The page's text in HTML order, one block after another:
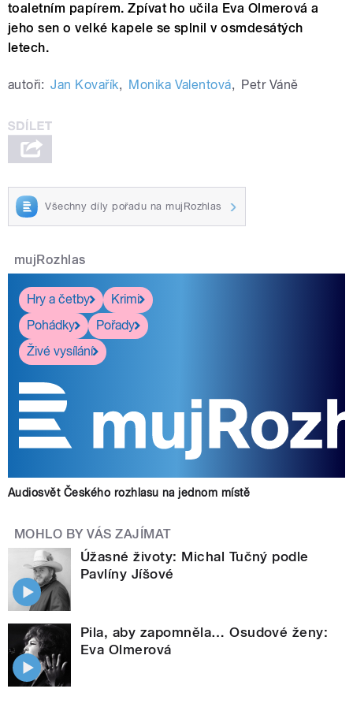
toaletním papírem. Zpívat ho učila Eva Olmerová a
jeho sen o velké kapele se splnil v osmdesátých
letech.
autoři: Jan Kovařík, Monika Valentová, Petr Váně
Všechny díly pořadu na mujRozhlas
mujRozhlas
Hry a četby
Krimi
Pohádky
Pořady
Živé vysílání
Audiosvět Českého rozhlasu na jednom místě
MOHLO BY VÁS ZAJÍMAT
Úžasné životy: Michal Tučný podle
Pavlíny Jíšové
Pila, aby zapomněla… Osudové ženy:
Eva Olmerová